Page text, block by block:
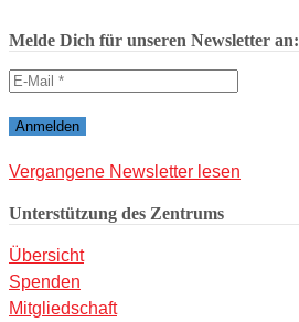
Melde Dich für unseren Newsletter an:
Vergangene Newsletter lesen
Unterstützung des Zentrums
Übersicht
Spenden
Mitgliedschaft